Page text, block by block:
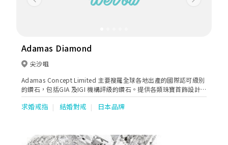
Previous Next
Adamas Diamond
尖沙咀
Adamas Concept Limited 主要搜羅全球各地出產的國際認可級別
的鑽石，包括GIA 及IGI 機構評級的鑽石。提供各類珠寶首飾設計
及訂造服務 (求婚戒指,結婚對戒, 鑽石首飾等)。GIA鑽石鑑定師為
您提供專業意見，店裡還提供各類專業工具助顧客深入了解和認識
求婚戒指 結婚對戒 日本品牌